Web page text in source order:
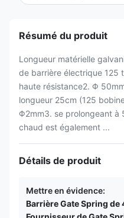
Résumé du produit
Longueur matérielle
de barrière électrique 125
haute résistance2. Φ
longueur 25cm (125
Φ2mm3. se prolongeant à
chaud est également ...
Détails de produit
Mettre en évidence:
Barrière Gate Spring de